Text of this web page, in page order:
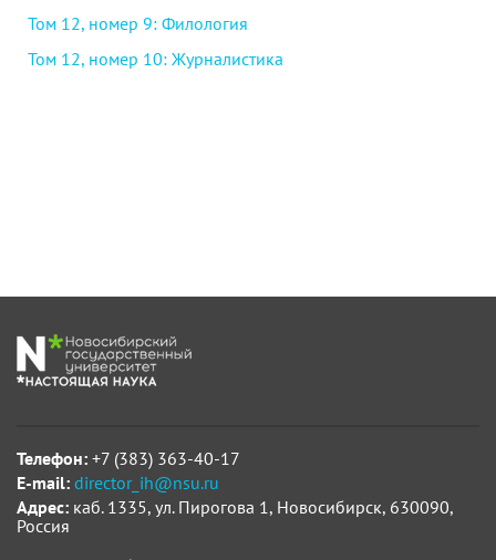
Том 12, номер 9: Филология
Том 12, номер 10: Журналистика
Телефон: +7 (383) 363-40-17
E-mail: director_ih@nsu.ru
Адрес: каб. 1335, ул. Пирогова 1, Новосибирск, 630090,
Россия